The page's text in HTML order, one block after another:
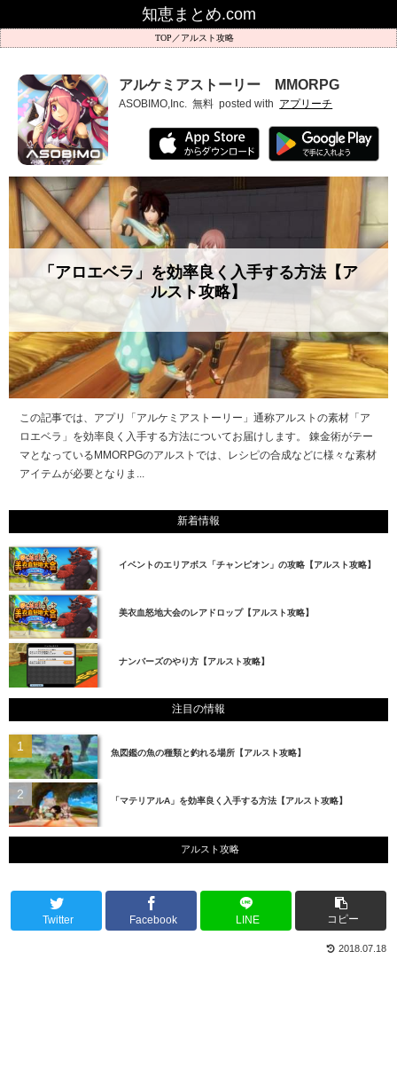
知恵まとめ.com
アルスト攻略
アルケミアストーリー MMORPG
ASOBIMO,Inc. 無料 posted with アプリーチ
「アロエベラ」を効率良く入手する方法【ア
ルスト攻略】
この記事では、アプリ「アルケミアストーリー」通称アルストの素材「ア
ロエベラ」を効率良く入手する方法についてお届けします。 錬金術がテー
マとなっているMMORPGのアルストでは、レシピの合成などに様々な素材
アイテムが必要となりま...
新着情報
イベントのエリアボス「チャンピオン」の攻略【アルスト攻略】
美衣血怒地大会のレアドロップ【アルスト攻略】
ナンバーズのやり方【アルスト攻略】
注目の情報
魚図鑑の魚の種類と釣れる場所【アルスト攻略】
「マテリアルA」を効率良く入手する方法【アルスト攻略】
アルスト攻略
Twitter Facebook LINE コピー
2018.07.18